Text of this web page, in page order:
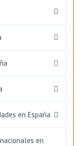
en España
en